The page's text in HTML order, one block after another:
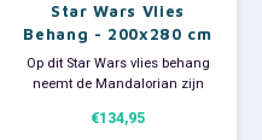
Star Wars Vlies
Behang - 200x280 cm
- Mandalorian Fight
Posture
Op dit Star Wars vlies behang
neemt de Mandalorian zijn
af te speuren voor een nieuwe
€134,95